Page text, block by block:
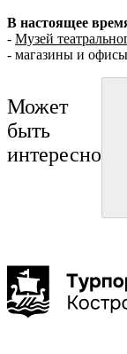
В настоящее
- Музей
- магазины и
Может
быть
интересно
Кудесницей —